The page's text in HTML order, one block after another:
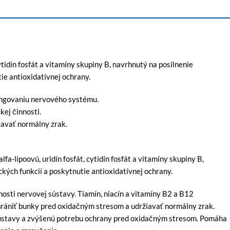
fosfát a vitamíny skupiny B, navrhnutý na posilnenie
antioxidatívnej ochrany.
nervového systému.
činnosti.
normálny zrak.
lipoovú, uridín fosfát, cytidín fosfát a vitamíny skupiny B,
funkcií a poskytnutie antioxidatívnej ochrany.
nervovej sústavy. Tiamín, niacín a vitamíny B2 a B12
bunky pred oxidačným stresom a udržiavať normálny zrak.
a zvýšenú potrebu ochrany pred oxidačným stresom. Pomáha